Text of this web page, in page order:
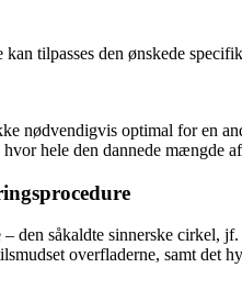
tilpasses den ønskede
nødvendigvis optimal for en
hele den dannede mængde
den såkaldte sinnerske cirkel,
overfladerne, samt det